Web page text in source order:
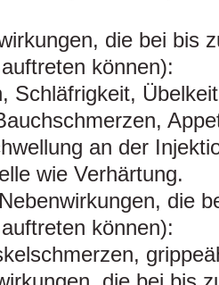
die bei bis
können):
Schläfrigkeit,
an der
wie Verhärtung.
die
können):